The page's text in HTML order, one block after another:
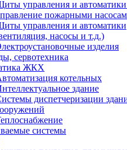
управления и автоматики
пожарными
управления и автоматики
насосы и т.д.)
изделия
сервотехника
ЖКХ
котельных
здание
диспетчеризации
системы